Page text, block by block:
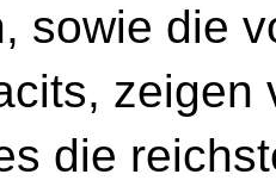
sowie die
zeigen
die